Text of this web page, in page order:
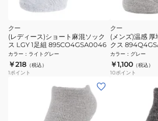
クー
(レディース)ショート麻混ソック
ス LGY 1足組 895CO4GSA0046
カラー ： ライトグレー
￥218 （税込）
1ポイント
クー
(メンズ)温感 厚
クス
ンチ グレー 保
カラー ： グレー
￥1,100 （税込）
10ポイント